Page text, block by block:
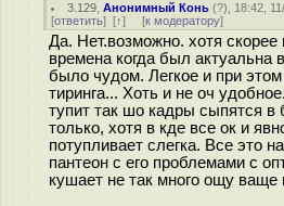
3.129 ,Анонимный Конь (?), 18:42,
[ответить] [↑] [к модератору]
Да. Нет.возможно. хотя скорее
времена когда был актуальна
было чудом. Легкое и при
тиринга... Хоть и не оч
тупит так шо кадры сыпятся в
только, хотя в кде все ок и
потупливает слегка. Все это
пантеон с его проблемами с
кушает не так много ощу ваще